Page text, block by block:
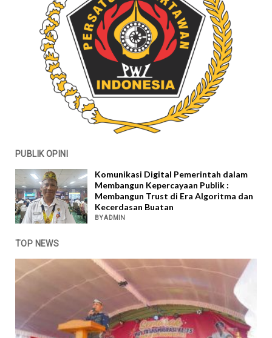
PUBLIK OPINI
Komunikasi Digital Pemerintah dalam
Membangun Kepercayaan Publik :
Membangun Trust di Era Algoritma dan
Kecerdasan Buatan
BY ADMIN
TOP NEWS